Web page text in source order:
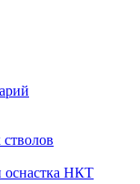
оснастка НКТ